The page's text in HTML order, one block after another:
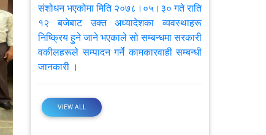
संशोधन भएकोमा मिति २०७८।०५।३० गते राति
१२ बजेबाट उक्त अध्यादेशका व्यवस्थाहरू
निष्क्रिय हुने जाने भएकाले सो सम्बन्धमा सरकारी
वकीलहरूले सम्पादन गर्ने कामकारवाही सम्बन्धी
जानकारी ।
VIEW ALL